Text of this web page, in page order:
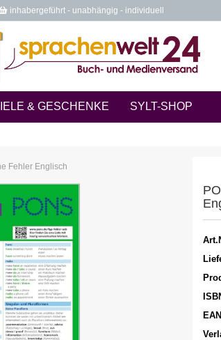
inhabergeführt - unabhängig - individuell
& GESCHENKE SYLT-SHOP
Fehler Englisch